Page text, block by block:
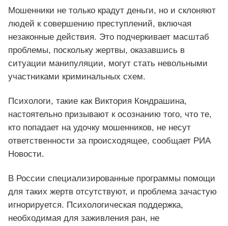
Мошенники не только крадут деньги, но и склоняют
людей к совершению преступлений, включая
незаконные действия. Это подчеркивает масштаб
проблемы, поскольку жертвы, оказавшись в
ситуации манипуляции, могут стать невольными
участниками криминальных схем.
Психологи, такие как Виктория Кондрашина,
настоятельно призывают к осознанию того, что те,
кто попадает на удочку мошенников, не несут
ответственности за происходящее, сообщает РИА
Новости.
В России специализированные программы помощи
для таких жертв отсутствуют, и проблема зачастую
игнорируется. Психологическая поддержка,
необходимая для заживления ран, не